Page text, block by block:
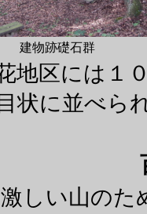
建物跡礎石群
地区には１
状に並べら
しい山のた